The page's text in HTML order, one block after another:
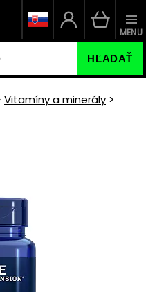
HĽADAŤ
MENU
Vitamíny a minerály